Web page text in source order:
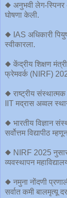
◆ अनुभवी लेग-स्पिनर
घोषणा केली.
◆ IAS अधिकारी
स्वीकारला.
◆ केंद्रीय शिक्षण
फ्रेमवर्क (NIRF)
◆ राष्ट्रीय
IIT मद्रास अव्वल
◆ भारतीय विज्ञान
सर्वोत्तम विद्यापीठ
◆ NIRF 2025 नुसार
व्यवस्थापन
◆ नमुना नोंदणी
सर्वात कमी बालमृत्यू